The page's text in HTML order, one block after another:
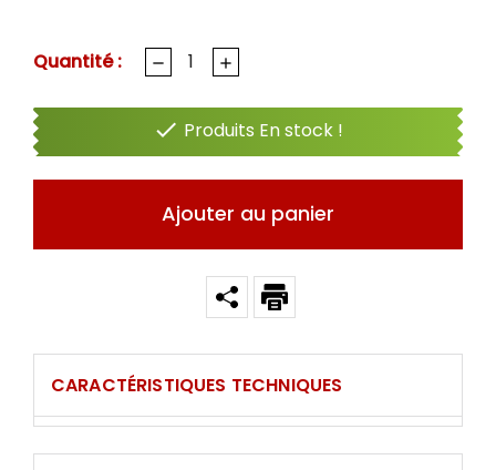
Quantité :
 Produits En stock !
Ajouter au panier
CARACTÉRISTIQUES TECHNIQUES